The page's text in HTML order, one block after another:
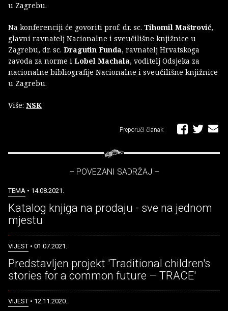
u Zagrebu.
Na konferenciji će govoriti prof. dr. sc. Tihomil Maštrović,
glavni ravnatelj Nacionalne i sveučilišne knjižnice u
Zagrebu, dr. sc. Dragutin Funda, ravnatelj Hrvatskoga
zavoda za norme i Lobel Machala, voditelj Odsjeka za
nacionalne bibliografije Nacionalne i sveučilišne knjižnice
u Zagrebu.
Više: NSK
Preporuči članak
– POVEZANI SADRŽAJ –
TEMA • 14.08.2021.
Katalog knjiga na prodaju - sve na jednom
mjestu
VIJEST • 01.07.2021.
Predstavljen projekt 'Traditional children's
stories for a common future – TRACE'
VIJEST • 12.11.2020.